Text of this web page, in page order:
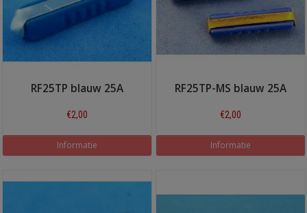
RF25TP blauw 25A
€2,00
Informatie
RF25TP-MS blauw 25A
€2,00
Informatie